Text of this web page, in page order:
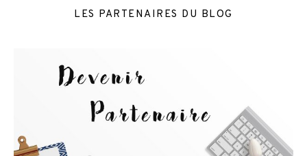
LES PARTENAIRES DU BLOG